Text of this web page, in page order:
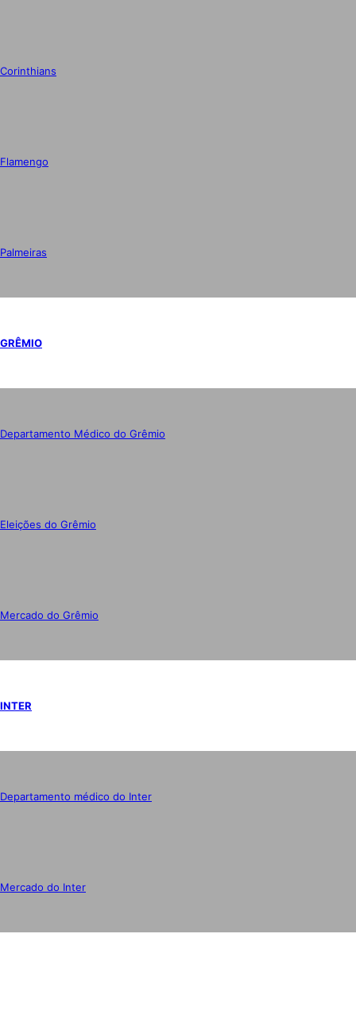
Corinthians
Flamengo
Palmeiras
GRÊMIO
Departamento Médico do Grêmio
Eleições do Grêmio
Mercado do Grêmio
INTER
Departamento médico do Inter
Mercado do Inter